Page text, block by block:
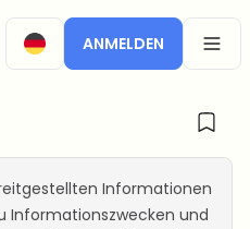
ANMELDEN
Informationen
Informationszwecken und